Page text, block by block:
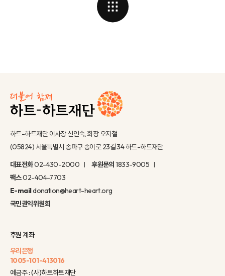
하트-하트재단 이사장 신인숙, 회장 오지철
(05824) 서울특별시 송파구 송이로 23길 34 하트-하트재단
대표전화02-430-2000 후원문의1833-9005
팩스02-404-7703
E-maildonation@heart-heart.org
국민권익위원회
후원 계좌
우리은행
1005-101-413016
예금주 : (사)하트하트재단